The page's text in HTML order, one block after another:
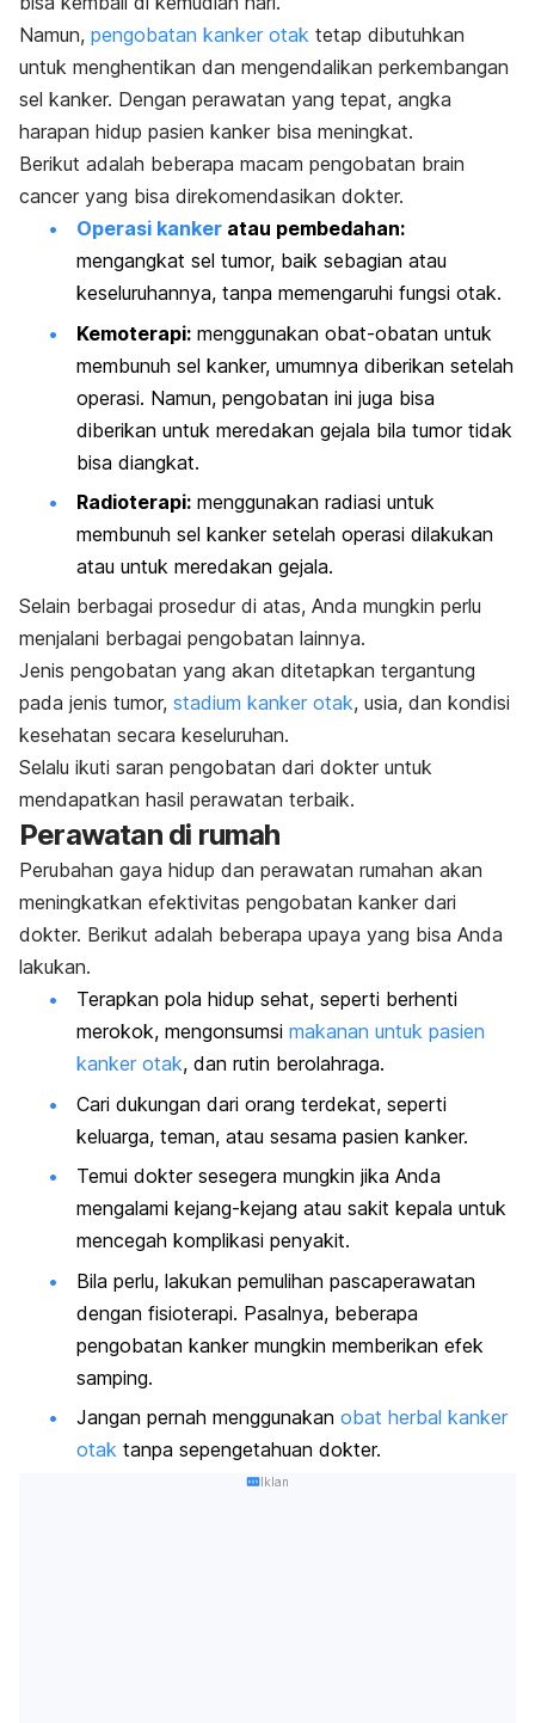
Namun, pengobatan kanker otak tetap dibutuhkan
untuk menghentikan dan mengendalikan perkembangan
sel kanker. Dengan perawatan yang tepat, angka
harapan hidup pasien kanker bisa meningkat.
Berikut adalah beberapa macam pengobatan brain
cancer yang bisa direkomendasikan dokter.
Operasi kanker atau pembedahan:
mengangkat sel tumor, baik sebagian atau
keseluruhannya, tanpa memengaruhi fungsi otak.
Kemoterapi: menggunakan obat-obatan untuk
membunuh sel kanker, umumnya diberikan setelah
operasi. Namun, pengobatan ini juga bisa
diberikan untuk meredakan gejala bila tumor tidak
bisa diangkat.
Radioterapi: menggunakan radiasi untuk
membunuh sel kanker setelah operasi dilakukan
atau untuk meredakan gejala.
Selain berbagai prosedur di atas, Anda mungkin perlu
menjalani berbagai pengobatan lainnya.
Jenis pengobatan yang akan ditetapkan tergantung
pada jenis tumor, stadium kanker otak, usia, dan kondisi
kesehatan secara keseluruhan.
Selalu ikuti saran pengobatan dari dokter untuk
mendapatkan hasil perawatan terbaik.
Perawatan di rumah
Perubahan gaya hidup dan perawatan rumahan akan
meningkatkan efektivitas pengobatan kanker dari
dokter. Berikut adalah beberapa upaya yang bisa Anda
lakukan.
Terapkan pola hidup sehat, seperti berhenti
merokok, mengonsumsi makanan untuk pasien
kanker otak, dan rutin berolahraga.
Cari dukungan dari orang terdekat, seperti
keluarga, teman, atau sesama pasien kanker.
Temui dokter sesegera mungkin jika Anda
mengalami kejang-kejang atau sakit kepala untuk
mencegah komplikasi penyakit.
Bila perlu, lakukan pemulihan pascaperawatan
dengan fisioterapi. Pasalnya, beberapa
pengobatan kanker mungkin memberikan efek
samping.
Jangan pernah menggunakan obat herbal kanker
otak tanpa sepengetahuan dokter.
Iklan